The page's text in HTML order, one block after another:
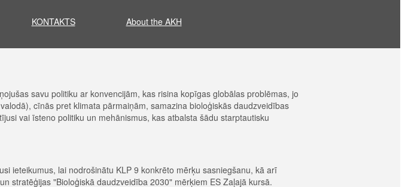
KONTAKTS About the AKH
savu politiku ar konvencijām, kas risina kopīgas globālas problēmas, jo
cīnās pret klimata pārmaiņām, samazina bioloģiskās daudzveidības
vai īsteno politiku un mehānismus, kas atbalsta šādu starptautisku
ieteikumus, lai nodrošinātu KLP 9 konkrēto mērķu sasniegšanu, kā arī
stratēģijas "Bioloģiskā daudzveidība 2030" mērķiem ES Zaļajā kursā.